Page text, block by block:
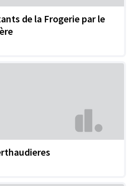
de la Frogerie par le